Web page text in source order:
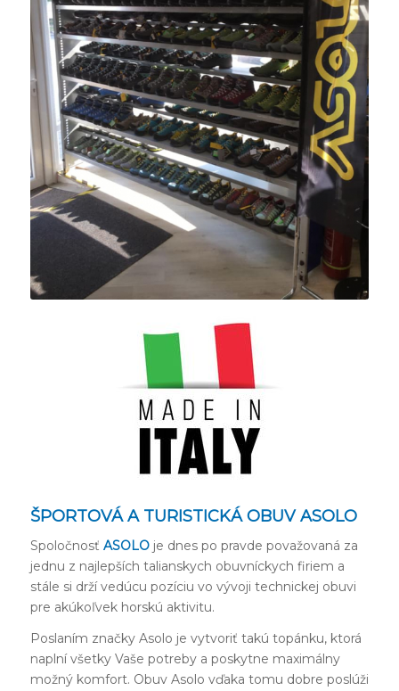
ŠPORTOVÁ A TURISTICKÁ OBUV ASOLO
Spoločnosť ASOLOje dnes po pravde považovaná za
jednu z najlepších talianskych obuvníckych firiem a
stále si drží vedúcu pozíciu vo vývoji technickej obuvi
pre akúkoľvek horskú aktivitu.
Poslaním značky Asolo je vytvoriť takú topánku, ktorá
naplní všetky Vaše potreby a poskytne maximálny
možný komfort. Obuv Asolo vďaka tomu dobre poslúži